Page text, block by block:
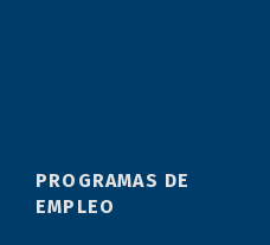
PROGRAMAS DE
EMPLEO